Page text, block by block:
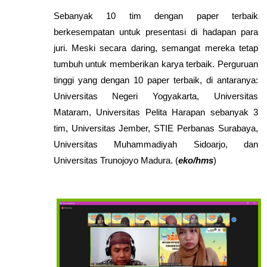
Sebanyak 10 tim dengan paper terbaik
berkesempatan untuk presentasi di hadapan para
juri. Meski secara daring, semangat mereka tetap
tumbuh untuk memberikan karya terbaik. Perguruan
tinggi yang dengan 10 paper terbaik, di antaranya:
Universitas Negeri Yogyakarta, Universitas
Mataram, Universitas Pelita Harapan sebanyak 3
tim, Universitas Jember, STIE Perbanas Surabaya,
Universitas Muhammadiyah Sidoarjo, dan
Universitas Trunojoyo Madura. (eko/hms)